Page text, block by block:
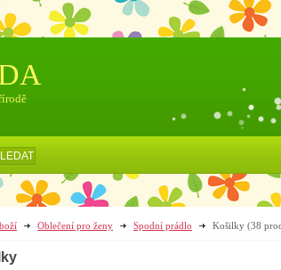
Oblečení pro ženy Spodní prádlo Košilky (38